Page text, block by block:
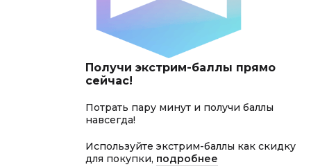
Получи экстрим-баллы прямо
сейчас!
Потрать пару минут и получи баллы
навсегда!
Используйте экстрим-баллы как скидку
для покупки, подробнее